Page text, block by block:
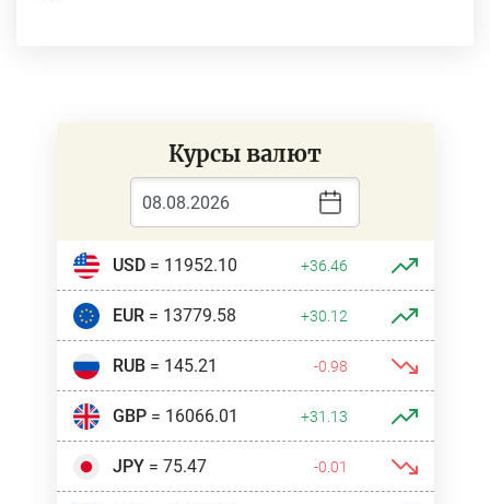
Курсы валют
USD= 11952.10 +36.46
EUR= 13779.58 +30.12
RUB= 145.21 -0.98
GBP= 16066.01 +31.13
JPY= 75.47 -0.01